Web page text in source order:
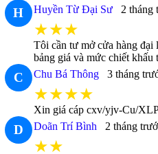
H Huyền Từ Đại Sư 2 tháng
★★★
Tôi cần tư mở cửa hàng
bảng giá và mức chiết khấu
C Chu Bá Thông 3 tháng
★★★★
Xin giá cáp cxv/yjv-Cu/
D Doãn Trí Bình 2 tháng
★★